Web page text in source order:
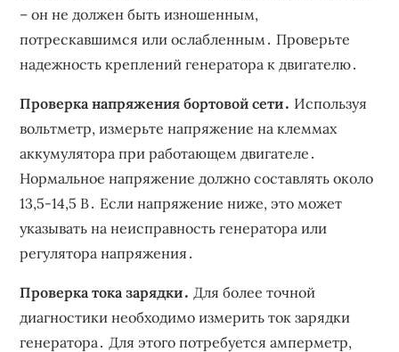
– он не должен быть изношенным,
потрескавшимся или ослабленным․ Проверьте
надежность креплений генератора к двигателю․
Проверка напряжения бортовой сети․ Используя
вольтметр, измерьте напряжение на клеммах
аккумулятора при работающем двигателе․
Нормальное напряжение должно составлять около
13,5-14,5 В․ Если напряжение ниже, это может
указывать на неисправность генератора или
регулятора напряжения․
Проверка тока зарядки․ Для более точной
диагностики необходимо измерить ток зарядки
генератора․ Для этого потребуется амперметр,